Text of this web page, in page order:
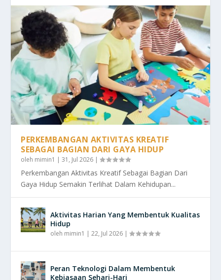
PERKEMBANGAN AKTIVITAS KREATIF
SEBAGAI BAGIAN DARI GAYA HIDUP
oleh mimin1 |31, Jul 2026 |
Perkembangan Aktivitas Kreatif Sebagai Bagian Dari
Gaya Hidup Semakin Terlihat Dalam Kehidupan...
Aktivitas Harian Yang Membentuk Kualitas
Hidup
oleh mimin1 |22, Jul 2026 |
Peran Teknologi Dalam Membentuk
Kebiasaan Sehari-Hari